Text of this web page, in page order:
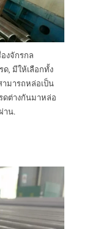
งจักรกล
, มีให้เลือกทั้ง
ามารถหล่อเป็น
ดต่างกันมาหล่อ
าน.